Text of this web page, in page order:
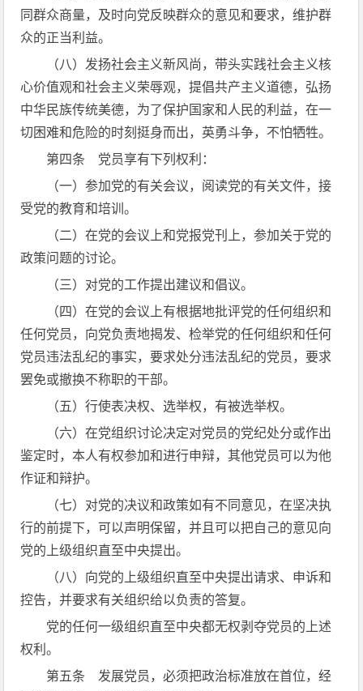
同群众商量，及时向党反映群众的意见和要求，维护群
众的正当利益。
（八）发扬社会主义新风尚，带头实践社会主义核
心价值观和社会主义荣辱观，提倡共产主义道德，弘扬
中华民族传统美德，为了保护国家和人民的利益，在一
切困难和危险的时刻挺身而出，英勇斗争，不怕牺牲。
第四条 党员享有下列权利：
（一）参加党的有关会议，阅读党的有关文件，接
受党的教育和培训。
（二）在党的会议上和党报党刊上，参加关于党的
政策问题的讨论。
（三）对党的工作提出建议和倡议。
（四）在党的会议上有根据地批评党的任何组织和
任何党员，向党负责地揭发、检举党的任何组织和任何
党员违法乱纪的事实，要求处分违法乱纪的党员，要求
罢免或撤换不称职的干部。
（五）行使表决权、选举权，有被选举权。
（六）在党组织讨论决定对党员的党纪处分或作出
鉴定时，本人有权参加和进行申辩，其他党员可以为他
作证和辩护。
（七）对党的决议和政策如有不同意见，在坚决执
行的前提下，可以声明保留，并且可以把自己的意见向
党的上级组织直至中央提出。
（八）向党的上级组织直至中央提出请求、申诉和
控告，并要求有关组织给以负责的答复。
党的任何一级组织直至中央都无权剥夺党员的上述
权利。
第五条 发展党员，必须把政治标准放在首位，经